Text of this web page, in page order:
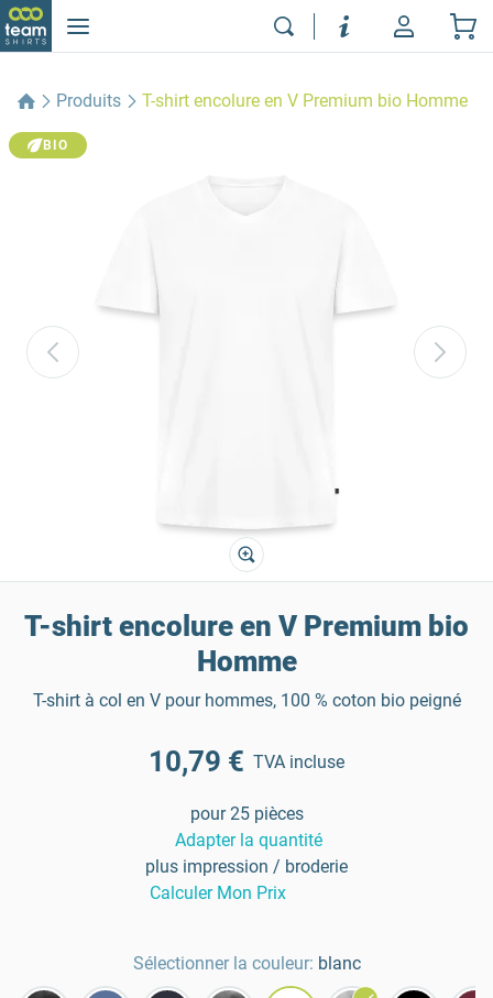
Produits T-shirt encolure en V Premium bio Homme
BIO
T-shirt encolure en V Premium bio
Homme
T-shirt à col en V pour hommes, 100 % coton bio peigné
10,79 € TVA incluse
pour 25 pièces
Adapter la quantité
plus impression / broderie
Calculer Mon Prix
Sélectionner la couleur: blanc